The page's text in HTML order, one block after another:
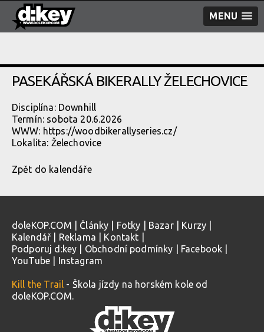
MENU
PASEKÁŘSKÁ BIKERALLY ŽELECHOVICE
Disciplína: Downhill
Termín: sobota 20.6.2026
WWW: https://woodbikerallyseries.cz/
Lokalita: Želechovice
Zpět do kalendáře
doleKOP.COM Články Fotky Bazar| Kurzy
Kalendář
Reklama Kontakt
Podporuj d:key
Obchodní podmínky Facebook
YouTube
Instagram
Kill the Trail - Škola jízdy na horském kole od
doleKOP.COM.